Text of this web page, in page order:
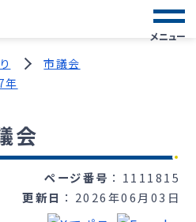
メニュー
市議会
年
会
ページ番号
1111815
更新日
2026年06月03日